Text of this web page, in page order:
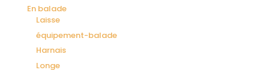
En balade
Laisse
équipement-balade
Harnais
Longe